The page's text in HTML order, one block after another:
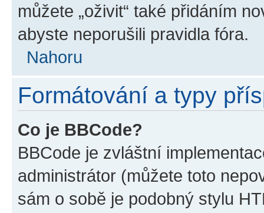
můžete „oživit“ také přidáním
abyste neporušili pravidla fóra.
Nahoru
Formátování a typy
Co je BBCode?
BBCode je zvláštní
administrátor (můžete toto
sám o sobě je podobný stylu